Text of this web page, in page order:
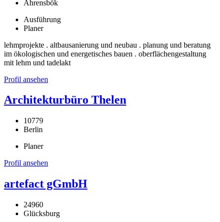
Ahrensbök
Ausführung
Planer
lehmprojekte . altbausanierung und neubau . planung und beratung
im ökologischen und energetisches bauen . oberflächengestaltung
mit lehm und tadelakt
Profil ansehen
Architekturbüro Thelen
10779
Berlin
Planer
Profil ansehen
artefact gGmbH
24960
Glücksburg